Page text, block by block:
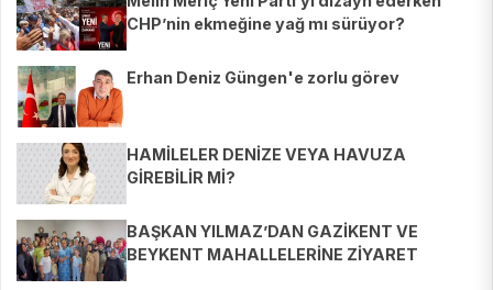
CHP’nin ekmeğine yağ mı sürüyor?
Erhan Deniz Güngen'e zorlu görev
HAMİLELER DENİZE VEYA HAVUZA
GİREBİLİR Mİ?
BAŞKAN YILMAZ’DAN GAZİKENT VE
BEYKENT MAHALLELERİNE ZİYARET